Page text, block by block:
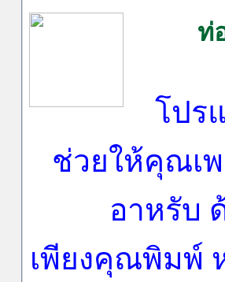
ท่
โปร
ช่วยให้คุณเ
อาหรับ
เพียงคุณพิมพ์